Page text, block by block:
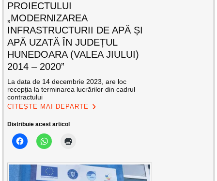
PROIECTULUI
„MODERNIZAREA
INFRASTRUCTURII DE APĂ ȘI
APĂ UZATĂ ÎN JUDEȚUL
HUNEDOARA (VALEA JIULUI)
2014 – 2020”
La data de 14 decembrie 2023, are loc
recepția la terminarea lucrărilor din cadrul
contractului
CITEȘTE MAI DEPARTE
Distribuie acest articol